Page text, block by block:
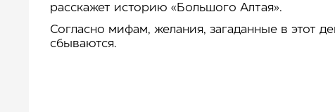
расскажет историю «Большого Алтая».
Согласно мифам, желания, загаданные в этот
сбываются.